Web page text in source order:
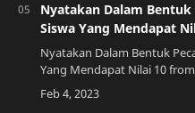
Nyatakan Dalam Bentuk
Siswa Yang Mendapat
Nyatakan Dalam Bentuk
Yang Mendapat Nilai 10 from
saat ini, sistem pendidikan di